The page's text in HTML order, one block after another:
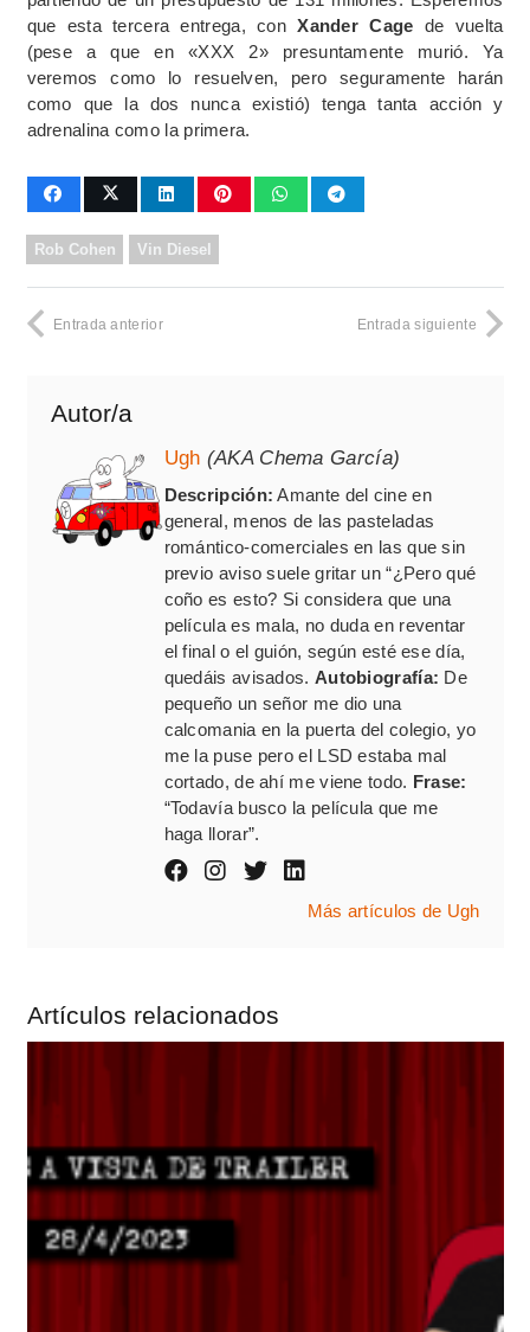
que esta tercera entrega, conXander Cage de vuelta
(pese a que en «XXX 2» presuntamente murió. Ya
veremos como lo resuelven, pero seguramente harán
como que la dos nunca existió) tenga tanta acción y
adrenalina como la primera.
Rob Cohen Vin Diesel
Entrada anterior Entrada siguiente
Autor/a
Ugh (AKA Chema García)
Descripción: Amante del cine en
general, menos de las pasteladas
romántico-comerciales en las que sin
previo aviso suele gritar un “¿Pero qué
coño es esto? Si considera que una
película es mala, no duda en reventar
el final o el guión, según esté ese día,
quedáis avisados. Autobiografía: De
pequeño un señor me dio una
calcomania en la puerta del colegio, yo
me la puse pero el LSD estaba mal
cortado, de ahí me viene todo. Frase:
“Todavía busco la película que me
haga llorar”.
Más artículos de Ugh
Artículos relacionados